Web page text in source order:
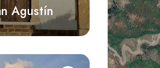
Agustín